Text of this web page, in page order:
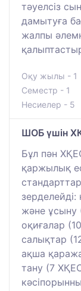
тәуелсіз
дамытуға
жалпы
Оқу жылы - 1
Семестр - 1
Несиелер - 5
ШОБ үшін
Бұл пән
қаржылық
зерделейді:
және ұсыну
оқиғалар
салықтар
ақша
тану (7